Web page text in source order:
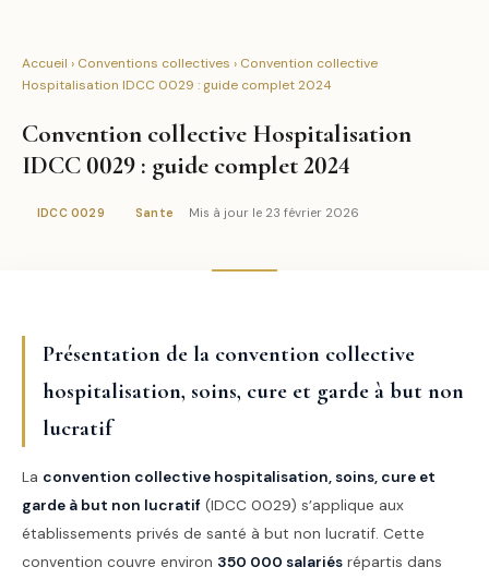
Accueil › Conventions collectives › Convention collective
Hospitalisation IDCC 0029 : guide complet 2024
Convention collective Hospitalisation
IDCC 0029 : guide complet 2024
IDCC 0029 Sante Mis à jour le 23 février 2026
Présentation de la convention collective
hospitalisation, soins, cure et garde à but non
lucratif
La convention collective hospitalisation, soins, cure et
garde à but non lucratif (IDCC 0029) s’applique aux
établissements privés de santé à but non lucratif. Cette
convention couvre environ 350 000 salariés répartis dans